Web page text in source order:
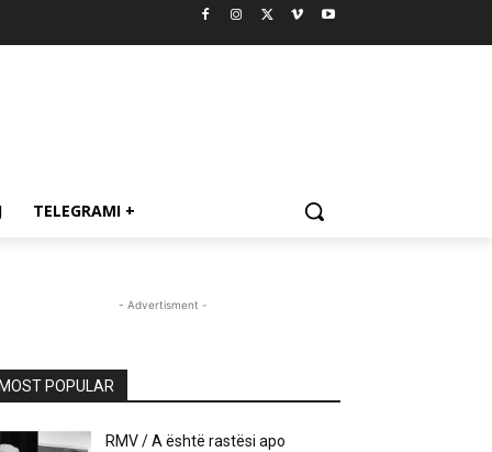
TELEGRAMI +
- Advertisment -
MOST POPULAR
RMV / A është rastësi apo